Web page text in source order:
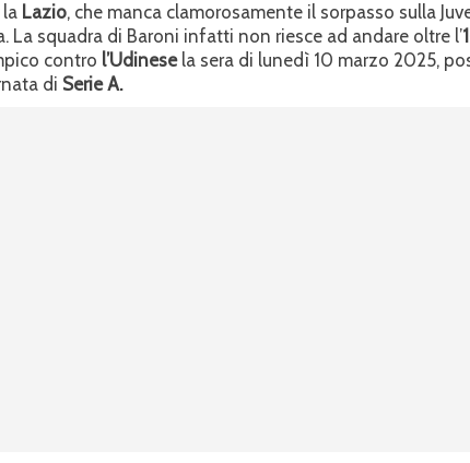
Lazio, che manca clamorosamente il sorpasso sulla
La squadra di Baroni infatti non riesce ad andare oltre l’
contro l’Udinesela sera di lunedì 10 marzo 2025,
di Serie A.